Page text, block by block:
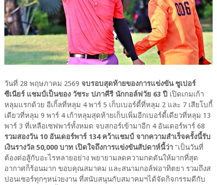
วันที่ 28 พฤษภาคม 2569 จบรอบสุดท้ายของการแข่งขัน ซูเปอร์
ซีเนียร์ แชมป์เป็นของ วัชระ ปภาคีรี นักกอล์ฟวัย 63 ปี เปิดเกมเก้า
หลุมแรกด้วย อีเกิ้ลที่หลุม 4 พาร์ 5 เก็บเบอร์ดี้ที่หลุม 2 และ 7 เสียโบกี้
เดียวที่หลุม 9 พาร์ 4 เก้าหลุมสุดท้ายเก็บเพิ่มอีกเบอร์ดี้เดียวที่หลุม 13
พาร์ 3 ที่เหลือเซฟพาร์ทั้งหมด จบสกอร์เข้ามาอีก 4 อันเดอร์พาร์ 68
รวมสองวัน 10 อันเดอร์พาร์ 134 คว้าแชมป์ จากความสำเร็จครั้งนี้รับ
เงินรางวัล 50,000 บาท เปิดใจถึงการแข่งขันสัปดาห์นี้ว่า"เป็นวันที่
ต้องต่อสู้กับอะไรหลายอย่าง พยายามลดความกดดันให้มากที่สุด
อากาศก็ร้อนมาก ขอบคุณสมาคม และสนามกอล์ฟอาทิตยา รวมถึงส
ปอนเซอร์ทุกๆหน่วยงาน ที่สนับสนุนกับสมาคมฯได้จัดกิจกรรมดีกับ